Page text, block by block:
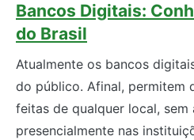
Bancos Digitais:
do Brasil
Atualmente os bancos
do público. Afinal, permitem
feitas de qualquer local, sem
presencialmente nas